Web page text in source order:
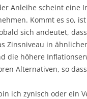
Anleihe scheint eine
Kommt es so,
sich andeutet,
Zinsniveau in
die höhere
Alternativen, so
ich zynisch oder ein